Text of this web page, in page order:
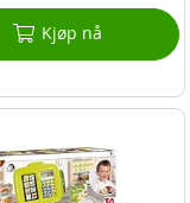
Kjøp nå